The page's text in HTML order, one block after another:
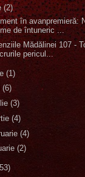
(2)
în avanpremieră:
de întuneric ...
Mădălinei 107 -
pericul...
(1)
(6)
(3)
(4)
(4)
(2)